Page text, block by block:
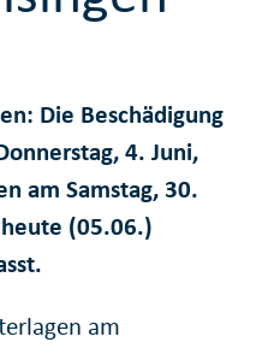
Die Beschädigung
4. Juni,
am Samstag, 30.
(05.06.)
am